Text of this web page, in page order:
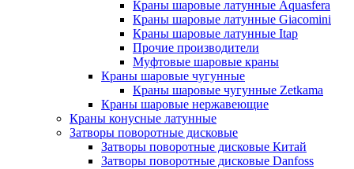
Краны шаровые латунные Aquasfera
Краны шаровые латунные Giacomini
Краны шаровые латунные Itap
Прочие производители
Муфтовые шаровые краны
Краны шаровые чугунные
Краны шаровые чугунные Zetkama
Краны шаровые нержавеющие
Краны конусные латунные
Затворы поворотные дисковые
Затворы поворотные дисковые Китай
Затворы поворотные дисковые Danfoss